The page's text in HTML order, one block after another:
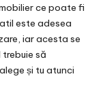
ce poate fi
este adesea
iar acesta se
să
și tu atunci